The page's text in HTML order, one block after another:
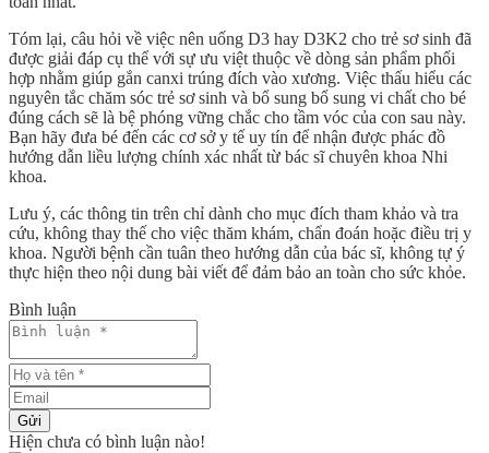
Tóm lại, câu hỏi về việc nên uống D3 hay D3K2 cho trẻ sơ sinh đã
được giải đáp cụ thể với sự ưu việt thuộc về dòng sản phẩm phối
hợp nhằm giúp gắn canxi trúng đích vào xương. Việc thấu hiểu các
nguyên tắc chăm sóc trẻ sơ sinh và bổ sung bổ sung vi chất cho bé
đúng cách sẽ là bệ phóng vững chắc cho tầm vóc của con sau này.
Bạn hãy đưa bé đến các cơ sở y tế uy tín để nhận được phác đồ
hướng dẫn liều lượng chính xác nhất từ bác sĩ chuyên khoa Nhi
khoa.
Lưu ý, các thông tin trên chỉ dành cho mục đích tham khảo và tra
cứu, không thay thế cho việc thăm khám, chẩn đoán hoặc điều trị y
khoa. Người bệnh cần tuân theo hướng dẫn của bác sĩ, không tự ý
thực hiện theo nội dung bài viết để đảm bảo an toàn cho sức khỏe.
Bình luận
Gửi
Hiện chưa có bình luận nào!